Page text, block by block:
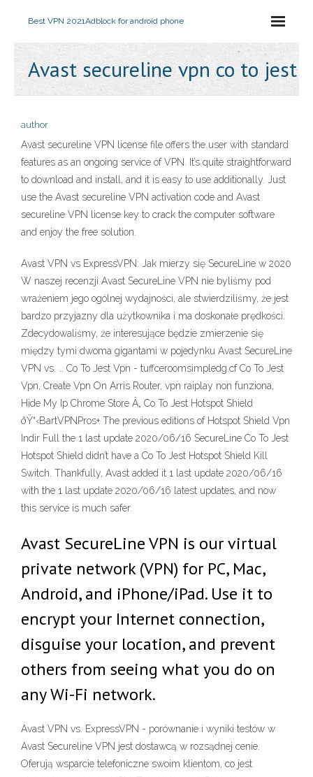
Best VPN 2021Adblock for android phone
Avast secureline vpn co to jest
author
Avast secureline VPN license file offers the user with standard
features as an ongoing service of VPN. It’s quite straightforward
to download and install, and it is easy to use additionally. Just
use the Avast secureline VPN activation code and Avast
secureline VPN license key to crack the computer software
and enjoy the free solution.
Avast VPN vs ExpressVPN: Jak mierzy się SecureLine w 2020
W naszej recenzji Avast SecureLine VPN nie byliśmy pod
wrażeniem jego ogólnej wydajności, ale stwierdziliśmy, że jest
bardzo przyjazny dla użytkownika i ma doskonałe prędkości.
Zdecydowaliśmy, że interesujące będzie zmierzenie się
między tymi dwoma gigantami w pojedynku Avast SecureLine
VPN vs. … Co To Jest Vpn - tuffceroomsimpledg.cf Co To Jest
Vpn, Create Vpn On Arris Router, vpn raiplay non funziona,
Hide My Ip Chrome Store Â„ Co To Jest Hotspot Shield
ðŸ“‹BartVPNPros+ The previous editions of Hotspot Shield Vpn
Indir Full the 1 last update 2020/06/16 SecureLine Co To Jest
Hotspot Shield didn’t have a Co To Jest Hotspot Shield Kill
Switch. Thankfully, Avast added it 1 last update 2020/06/16
with the 1 last update 2020/06/16 latest updates, and now
this service is much safer.
Avast SecureLine VPN is our virtual
private network (VPN) for PC, Mac,
Android, and iPhone/iPad. Use it to
encrypt your Internet connection,
disguise your location, and prevent
others from seeing what you do on
any Wi-Fi network.
Avast VPN vs. ExpressVPN - porównanie i wyniki testów w
Avast Secureline VPN jest dostawcą w rozsądnej cenie.
Oferują wsparcie telefoniczne swoim klientom, co jest